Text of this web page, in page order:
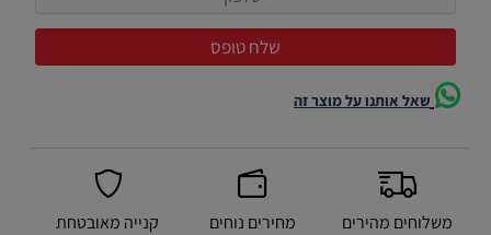
שאל אותנו על מוצר זה
משלוחים מהירים מחירים נוחים קנייה מאובטחת